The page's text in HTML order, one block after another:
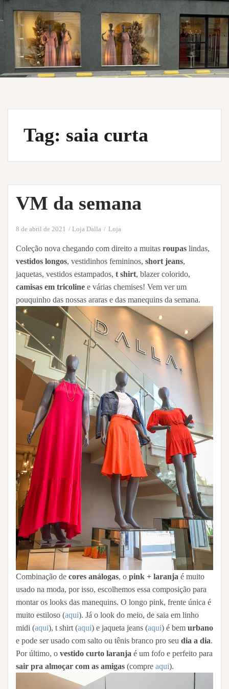
Tag: saia curta
VM da semana
8 de abril de 2021 Loja Dalla Loja
Coleção nova chegando com direito a muitas roupas lindas,
vestidos longos, vestidinhos femininos, short jeans,
jaquetas, vestidos estampados, t shirt, blazer colorido,
camisas em tricoline e várias chemises! Vem ver um
pouquinho das nossas araras e das manequins da semana.
Combinação de cores análogas, o pink + laranja é muito
usado na moda, por isso, escolhemos essa composição para
montar os looks das manequins. O longo pink, frente única é
muito estiloso (aqui). Já o look do meio, de saia em linho
midi (aqui), t shirt (aqui) e jaqueta jeans (aqui) é bem urbano
e pode ser usado com salto ou tênis branco pro seu dia a dia.
Por último, o vestido curto laranja é um fofo e perfeito para
sair pra almoçar com as amigas (compre aqui).